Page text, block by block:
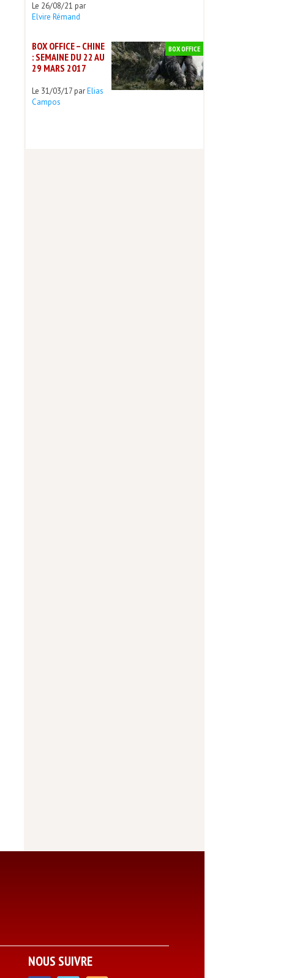
Le 26/08/21 par
Elvire Rémand
BOX OFFICE – CHINE
: SEMAINE DU 22 AU
29 MARS 2017
Le 31/03/17 parElias
Campos
BOX OFFICE
NOUS SUIVRE